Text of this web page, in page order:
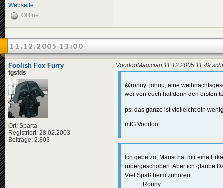
Webseite
Offline
11.12.2005 13:00
Foolish Fox Furry
fgsfds
Ort: Sparta
Registriert: 28.02.2003
Beiträge: 2.803
VoodooMagician,11.12.2005 11:49
@ronny: juhuu, eine
wer von euch hat denn den ersten
ps: das ganze ist vielleicht ein
mfG Voodoo
Ich gebe zu, Mausi hat mir eine
rübergeschoben. Aber ich glaube
Viel Spaß beim zuhören.
Ronny